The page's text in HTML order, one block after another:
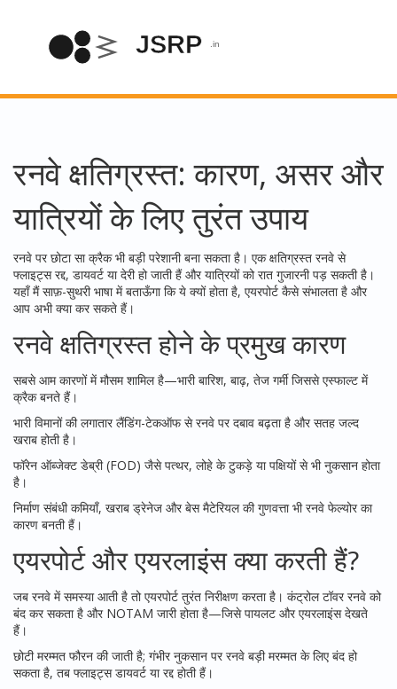
रनवे क्षतिग्रस्त: कारण, असर और
यात्रियों के लिए तुरंत उपाय
रनवे पर छोटा सा क्रैक भी बड़ी परेशानी बना सकता है। एक क्षतिग्रस्त रनवे से
फ्लाइट्स रद्द, डायवर्ट या देरी हो जाती हैं और यात्रियों को रात गुजारनी पड़ सकती है।
यहाँ मैं साफ़-सुथरी भाषा में बताऊँगा कि ये क्यों होता है, एयरपोर्ट कैसे संभालता है और
आप अभी क्या कर सकते हैं।
रनवे क्षतिग्रस्त होने के प्रमुख कारण
सबसे आम कारणों में मौसम शामिल है—भारी बारिश, बाढ़, तेज गर्मी जिससे एस्फाल्ट में
क्रैक बनते हैं।
भारी विमानों की लगातार लैंडिंग-टेकऑफ से रनवे पर दबाव बढ़ता है और सतह जल्द
खराब होती है।
फॉरेन ऑब्जेक्ट डेब्री (FOD) जैसे पत्थर, लोहे के टुकड़े या पक्षियों से भी नुकसान होता
है।
निर्माण संबंधी कमियाँ, खराब ड्रेनेज और बेस मैटेरियल की गुणवत्ता भी रनवे फेल्योर का
कारण बनती हैं।
एयरपोर्ट और एयरलाइंस क्या करती हैं?
जब रनवे में समस्या आती है तो एयरपोर्ट तुरंत निरीक्षण करता है। कंट्रोल टॉवर रनवे को
बंद कर सकता है और NOTAM जारी होता है—जिसे पायलट और एयरलाइंस देखते
हैं।
छोटी मरम्मत फौरन की जाती है; गंभीर नुकसान पर रनवे बड़ी मरम्मत के लिए बंद हो
सकता है, तब फ्लाइट्स डायवर्ट या रद्द होती हैं।